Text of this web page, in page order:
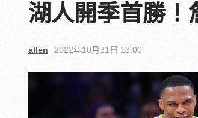
湖人開季首勝！
allen 2022年10月31日 13:00